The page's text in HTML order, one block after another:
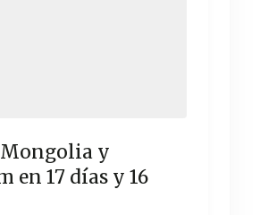
y
en 17 días y 16